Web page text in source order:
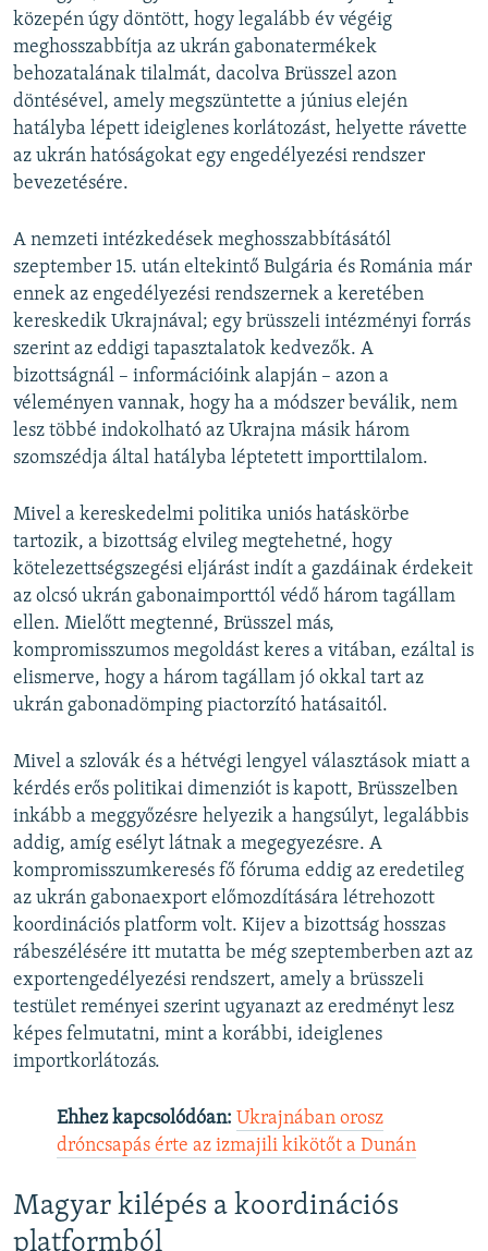
közepén úgy döntött, hogy legalább év végéig
meghosszabbítja az ukrán gabonatermékek
behozatalának tilalmát, dacolva Brüsszel azon
döntésével, amely megszüntette a június elején
hatályba lépett ideiglenes korlátozást, helyette rávette
az ukrán hatóságokat egy engedélyezési rendszer
bevezetésére.
A nemzeti intézkedések meghosszabbításától
szeptember 15. után eltekintő Bulgária és Románia már
ennek az engedélyezési rendszernek a keretében
kereskedik Ukrajnával; egy brüsszeli intézményi forrás
szerint az eddigi tapasztalatok kedvezők. A
bizottságnál – információink alapján – azon a
véleményen vannak, hogy ha a módszer beválik, nem
lesz többé indokolható az Ukrajna másik három
szomszédja által hatályba léptetett importtilalom.
Mivel a kereskedelmi politika uniós hatáskörbe
tartozik, a bizottság elvileg megtehetné, hogy
kötelezettségszegési eljárást indít a gazdáinak érdekeit
az olcsó ukrán gabonaimporttól védő három tagállam
ellen. Mielőtt megtenné, Brüsszel más,
kompromisszumos megoldást keres a vitában, ezáltal is
elismerve, hogy a három tagállam jó okkal tart az
ukrán gabonadömping piactorzító hatásaitól.
Mivel a szlovák és a hétvégi lengyel választások miatt a
kérdés erős politikai dimenziót is kapott, Brüsszelben
inkább a meggyőzésre helyezik a hangsúlyt, legalábbis
addig, amíg esélyt látnak a megegyezésre. A
kompromisszumkeresés fő fóruma eddig az eredetileg
az ukrán gabonaexport előmozdítására létrehozott
koordinációs platform volt. Kijev a bizottság hosszas
rábeszélésére itt mutatta be még szeptemberben azt az
exportengedélyezési rendszert, amely a brüsszeli
testület reményei szerint ugyanazt az eredményt lesz
képes felmutatni, mint a korábbi, ideiglenes
importkorlátozás.
Ehhez kapcsolódóan: Ukrajnában orosz
dróncsapás érte az izmajili kikötőt a Dunán
Magyar kilépés a koordinációs
platformból